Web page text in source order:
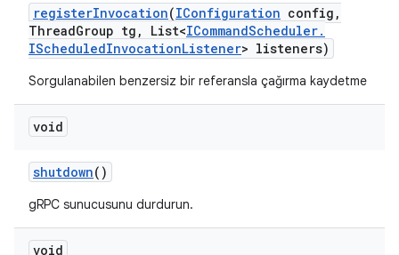
registerInvocation(IConfiguration config ,
ThreadGroup tg , List<ICommandScheduler.
IScheduledInvocationListener> listeners)
Sorgulanabilen benzersiz bir referansla çağırma kaydetme
void
shutdown()
gRPC sunucusunu durdurun.
void